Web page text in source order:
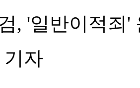
, '일반이적죄'
기자